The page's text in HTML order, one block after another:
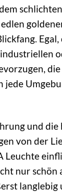
Egal,
jede
und
von der
Leuchte
nur schön
langlebig